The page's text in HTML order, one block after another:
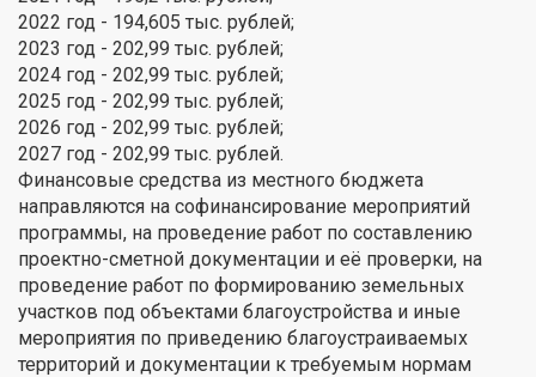
2022 год - 194,605 тыс. рублей;
2023 год - 202,99 тыс. рублей;
2024 год - 202,99 тыс. рублей;
2025 год - 202,99 тыс. рублей;
2026 год - 202,99 тыс. рублей;
2027 год - 202,99 тыс. рублей.
Финансовые средства из местного бюджета
направляются на софинансирование мероприятий
программы, на проведение работ по составлению
проектно-сметной документации и её проверки, на
проведение работ по формированию земельных
участков под объектами благоустройства и иные
мероприятия по приведению благоустраиваемых
территорий и документации к требуемым нормам